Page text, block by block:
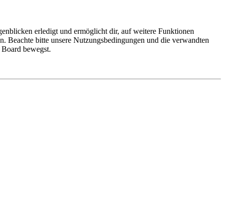
erledigt und ermöglicht dir, auf weitere Funktionen
bitte unsere Nutzungsbedingungen und die verwandten
bewegst.